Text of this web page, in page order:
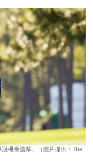
機會濃厚。（圖片提供：The